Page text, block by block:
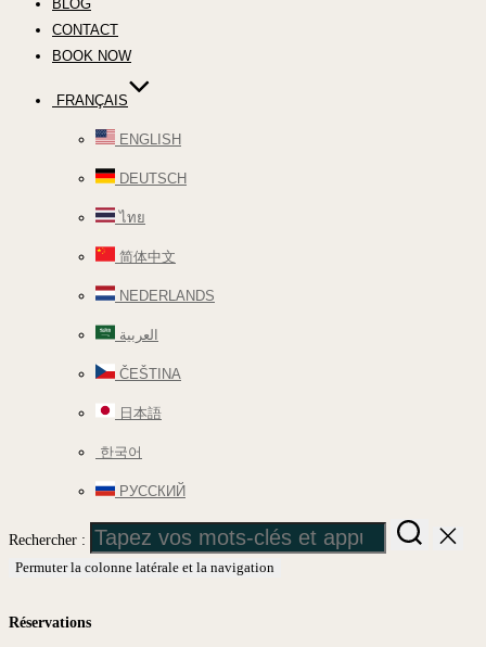
BLOG
CONTACT
BOOK NOW
FRANÇAIS
ENGLISH
DEUTSCH
ไทย
简体中文
NEDERLANDS
العربية
ČEŠTINA
日本語
한국어
РУССКИЙ
Rechercher :
Permuter la colonne latérale et la navigation
Réservations